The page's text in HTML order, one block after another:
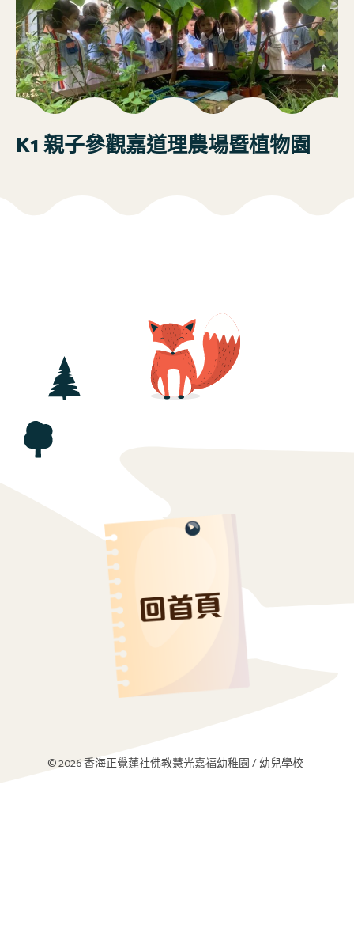
K1 親子參觀嘉道理農場暨植物園
© 2026 香海正覺蓮社佛教慧光嘉福幼稚園 / 幼兒學校